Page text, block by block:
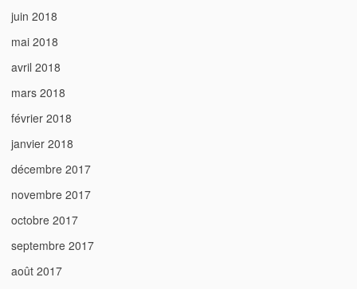
juin 2018
mai 2018
avril 2018
mars 2018
février 2018
janvier 2018
décembre 2017
novembre 2017
octobre 2017
septembre 2017
août 2017